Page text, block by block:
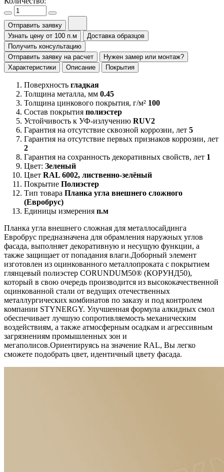
Отправить заявку
Узнать цену от 100 п.м
Доставка образцов
Получить консультацию
Отправить заявку на расчет
Нужен замер или монтаж?
Характеристики
Описание Покрытия
Поверхность гладкая
Толщина металла, мм 0.45
Толщина цинкового покрытия, г/м² 100
Состав покрытия полиэстер
Устойчивость к УФ-излучению RUV2
Гарантия на отсутствие сквозной коррозии, лет 5
Гарантия на отсутствие первых признаков коррозии, лет
2
Гарантия на сохранность декоративных свойств, лет 1
Цвет: Зеленый
Цвет RAL 6002, лиственно-зелёный
Покрытие Полиэстер
Тип товара Планка угла внешнего сложного
(Евробрус)
Единицы измерения п.м
Планка угла внешнего сложная для металлосайдинга
Евробрус предназначена для обрамления наружных углов
фасада, выполняет декоративную и несущую функции, а
также защищает от попадания влаги.Доборный элемент
изготовлен из оцинкованного металлопроката с покрытием
глянцевый полиэстер CORUNDUM50® (КОРУНД50),
который в свою очередь производится из высококачественной
оцинкованной стали от ведущих отечественных
металлургических комбинатов по заказу и под контролем
компании STYNERGY. Улучшенная формула алкидных смол
обеспечивает лучшую сопротивляемость механическим
воздействиям, а также атмосферным осадкам и агрессивным
загрязнениям промышленных зон и
мегаполисов.Ориентируясь на значение RAL, Вы легко
cможете подобрать цвет, идентичный цвету фасада.